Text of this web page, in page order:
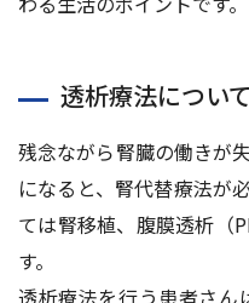
透析療法につい
残念ながら腎臓の働きが
になると、腎代替療法が
ては腎移植、腹膜透析（
す。
透析療法を行う患者さん